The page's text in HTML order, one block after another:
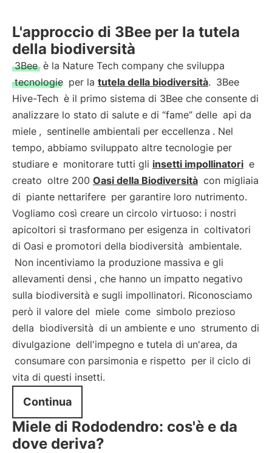
L'approccio di 3Bee per la tutela
della biodiversità
3Bee è la Nature Tech company che sviluppa
tecnologie per la tutela della biodiversità. 3Bee
Hive-Tech è il primo sistema di 3Bee che consente di
analizzare lo stato di salute e di “fame” delle api da
miele , sentinelle ambientali per eccellenza . Nel
tempo, abbiamo sviluppato altre tecnologie per
studiare e monitorare tutti gli insetti impollinatori e
creato oltre 200 Oasi della Biodiversità con migliaia
di piante nettarifere per garantire loro nutrimento.
Vogliamo così creare un circolo virtuoso: i nostri
apicoltori si trasformano per esigenza in coltivatori
di Oasi e promotori della biodiversità ambientale.
Non incentiviamo la produzione massiva e gli
allevamenti densi , che hanno un impatto negativo
sulla biodiversità e sugli impollinatori. Riconosciamo
però il valore del miele come simbolo prezioso
della biodiversità di un ambiente e uno strumento di
divulgazione dell'impegno e tutela di un'area, da
consumare con parsimonia e rispetto per il ciclo di
vita di questi insetti.
Continua
Miele di Rododendro: cos'è e da
dove deriva?